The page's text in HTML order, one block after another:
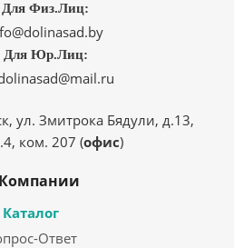
Для Физ.Лиц:
Для Юр.Лиц:
ул. Змитрока Бядули, д.13,
ком. 207 (офис)
Каталог
Ответ